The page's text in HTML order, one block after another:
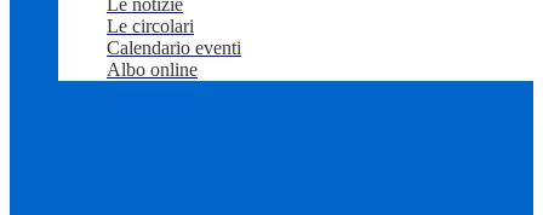
Le notizie
Le circolari
Calendario eventi
Albo online